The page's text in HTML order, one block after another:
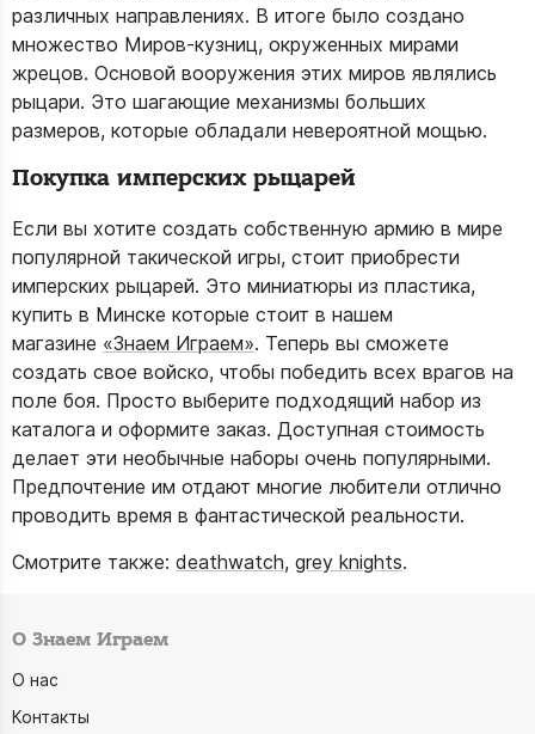
различных направлениях. В итоге было создано
множество Миров-кузниц, окруженных мирами
жрецов. Основой вооружения этих миров являлись
рыцари. Это шагающие механизмы больших
размеров, которые обладали невероятной мощью.
Покупка имперских рыцарей
Если вы хотите создать собственную армию в мире
популярной такической игры, стоит приобрести
имперских рыцарей. Это миниатюры из пластика,
купить в Минске которые стоит в нашем
магазине «Знаем Играем». Теперь вы сможете
создать свое войско, чтобы победить всех врагов на
поле боя. Просто выберите подходящий набор из
каталога и оформите заказ. Доступная стоимость
делает эти необычные наборы очень популярными.
Предпочтение им отдают многие любители отлично
проводить время в фантастической реальности.
Смотрите также: deathwatch, grey knights.
О Знаем Играем
О нас
Контакты